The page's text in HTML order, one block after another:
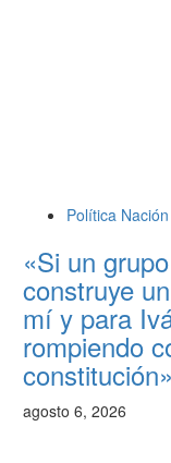
Política Nación
«Si un
construye
mí y para
rompiendo
agosto 6, 2026